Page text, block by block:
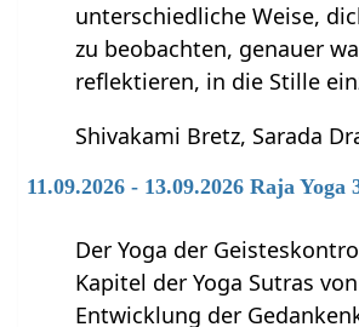
unterschiedliche Weise,
zu beobachten, genauer
reflektieren, in die Stille
Shivakami Bretz, Sarada
11.09.2026 - 13.09.2026 Raja Yoga
Der Yoga der
Kapitel der Yoga Sutras
Entwicklung der